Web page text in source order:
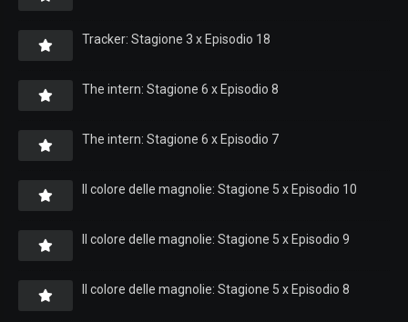
Tracker: Stagione 3 x Episodio 18
The intern: Stagione 6 x Episodio 8
The intern: Stagione 6 x Episodio 7
Il colore delle magnolie: Stagione 5 x Episodio 10
Il colore delle magnolie: Stagione 5 x Episodio 9
Il colore delle magnolie: Stagione 5 x Episodio 8